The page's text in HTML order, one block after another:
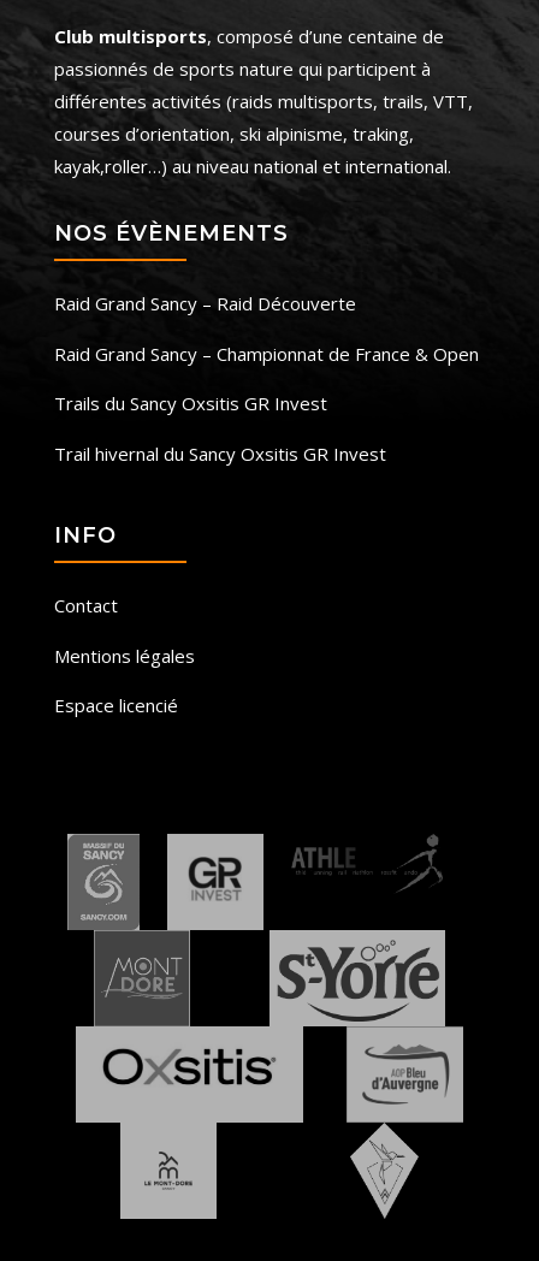
Club multisports, composé d’une centaine de
passionnés de sports nature qui participent à
différentes activités (raids multisports, trails, VTT,
courses d’orientation, ski alpinisme, traking,
kayak,roller…) au niveau national et international.
NOS ÉVÈNEMENTS
Raid Grand Sancy – Raid Découverte
Raid Grand Sancy – Championnat de France & Open
Trails du Sancy Oxsitis GR Invest
Trail hivernal du Sancy Oxsitis GR Invest
INFO
Contact
Mentions légales
Espace licencié